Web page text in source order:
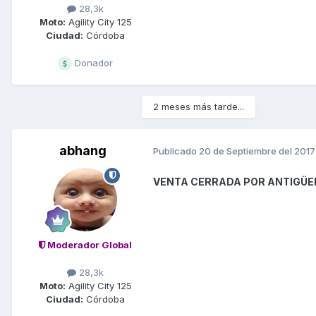
28,3k
Moto: Agility City 125
Ciudad: Córdoba
Donador
2 meses más tarde...
abhang
Moderador Global
28,3k
Moto: Agility City 125
Ciudad: Córdoba
Publicado 20 de Septiembre del 2017
VENTA CERRADA POR